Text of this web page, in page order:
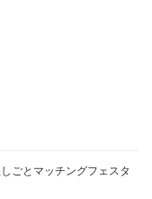
ごとマッチングフェスタ